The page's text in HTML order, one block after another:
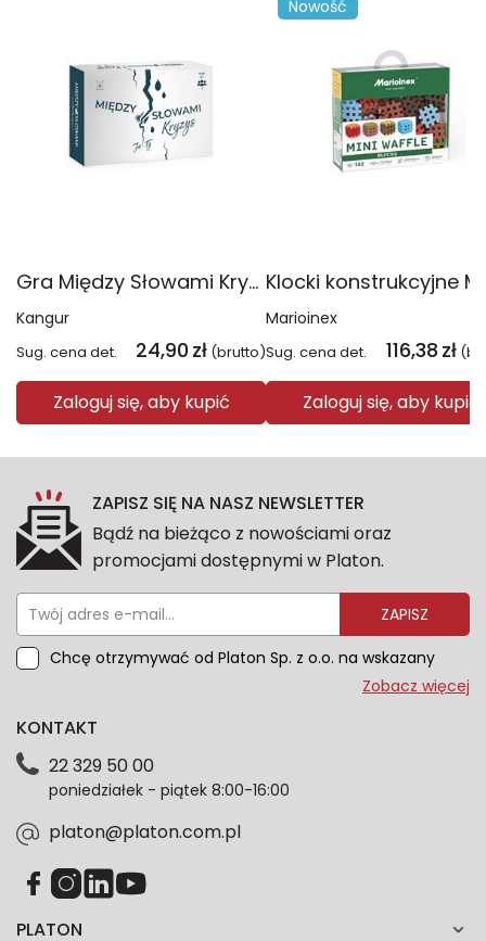
Gra Między Słowami Kryzys
Kangur
Sug. cena det. 24,90 zł (brutto)
Zaloguj się, aby kupić
Nowość
Marioinex
Sug. cena det. 116,38 zł
Zaloguj się, aby kupić
ZAPISZ SIĘ NA NASZ NEWSLETTER
Bądź na bieżąco z nowościami oraz
promocjami dostępnymi w Platon.
ZAPISZ
Chcę otrzymywać od Platon Sp. z o.o. na wskazany
przeze mnie adres e-mail informacje marketingowe
dotyczące danych osobowych znajdziesz w naszej
każdym czasie. Wycofanie zgody nie wpłynie na
zgodność z prawem przetwarzania dokonanego przed
Zobacz więcej
PLATON
KONTAKT
22 329 50 00
poniedziałek - piątek 8:00-16:00
platon@platon.com.pl